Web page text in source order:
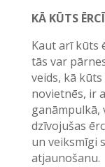
KĀ KŪTS
Kaut arī kūts
tās var
veids, kā
novietnēs, ir
ganāmpulkā,
dzīvojušas
un veiksmīgi
atjaunošanu.